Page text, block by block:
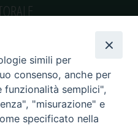
simili per
consenso, anche per
semplici",
"misurazione" e
specificato nella